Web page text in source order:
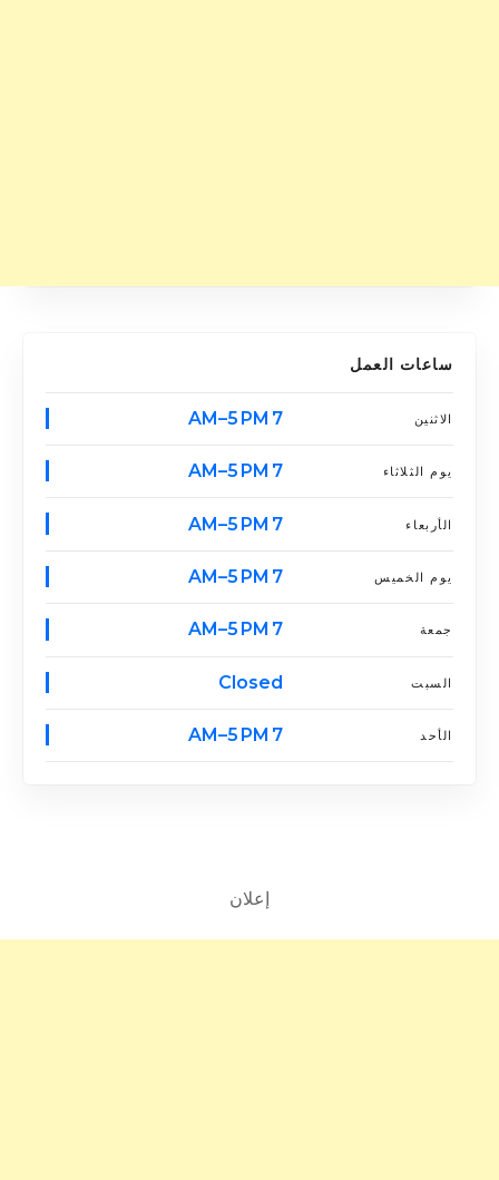
ساعات العمل
الاثنين 7 AM–5 PM
يوم الثلاثاء 7 AM–5 PM
الأربعاء 7 AM–5 PM
يوم الخميس 7 AM–5 PM
جمعة 7 AM–5 PM
السبت Closed
الأحد 7 AM–5 PM
إعلان